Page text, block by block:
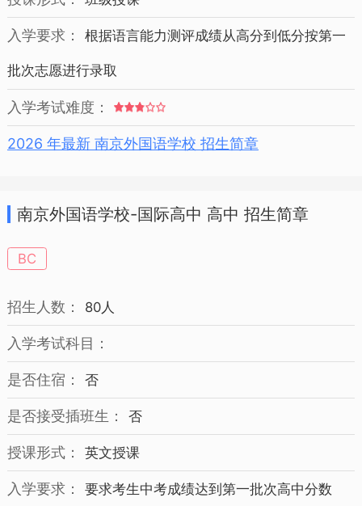
入学要求： 根据语言能力测评成绩从高分到低分按第一
批次志愿进行录取
入学考试难度：
2026 年最新 南京外国语学校 招生简章
南京外国语学校-国际高中 高中 招生简章
BC
招生人数： 80人
入学考试科目：
是否住宿： 否
是否接受插班生： 否
授课形式： 英文授课
入学要求： 要求考生中考成绩达到第一批次高中分数